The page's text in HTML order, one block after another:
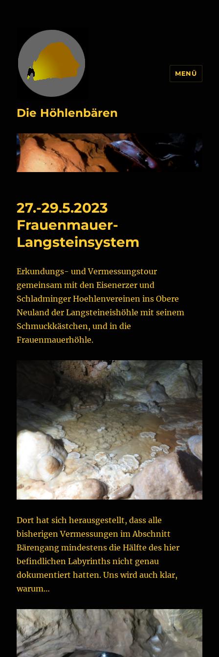
Die Höhlenbären
MENÜ
27.-29.5.2023
Frauenmauer-
Langsteinsystem
Erkundungs- und Vermessungstour
gemeinsam mit den Eisenerzer und
Schladminger Hoehlenvereinen ins Obere
Neuland der Langsteineishöhle mit seinem
Schmuckkästchen, und in die
Frauenmauerhöhle.
Dort hat sich herausgestellt, dass alle
bisherigen Vermessungen im Abschnitt
Bärengang mindestens die Hälfte des hier
befindlichen Labyrinths nicht genau
dokumentiert hatten. Uns wird auch klar,
warum…